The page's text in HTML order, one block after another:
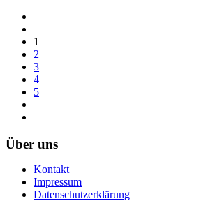
1
2
3
4
5
Über uns
Kontakt
Impressum
Datenschutzerklärung